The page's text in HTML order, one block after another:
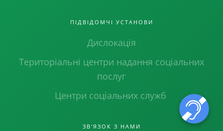
ПІДВІДОМЧІ УСТАНОВИ
Дислокація
Територіальні центри надання соціальних
послуг
Центри соціальних служб
ЗВ'ЯЗОК З НАМИ